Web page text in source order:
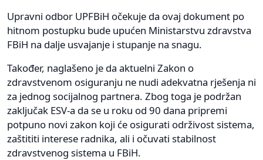
Upravni odbor UPFBiH očekuje da ovaj dokument po
hitnom postupku bude upućen Ministarstvu zdravstva
FBiH na dalje usvajanje i stupanje na snagu.
Također, naglašeno je da aktuelni Zakon o
zdravstvenom osiguranju ne nudi adekvatna rješenja ni
za jednog socijalnog partnera. Zbog toga je podržan
zaključak ESV-a da se u roku od 90 dana pripremi
potpuno novi zakon koji će osigurati održivost sistema,
zaštititi interese radnika, ali i očuvati stabilnost
zdravstvenog sistema u FBiH.